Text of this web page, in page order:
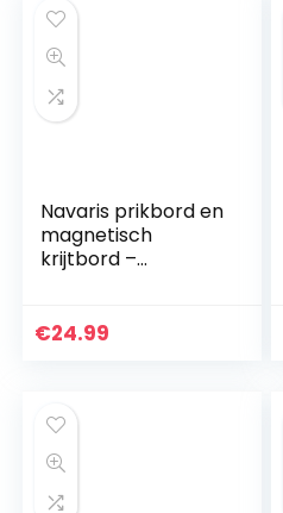
Navaris prikbord en
magnetisch
krijtbord –
Wandbord 60 x 45
€24.99